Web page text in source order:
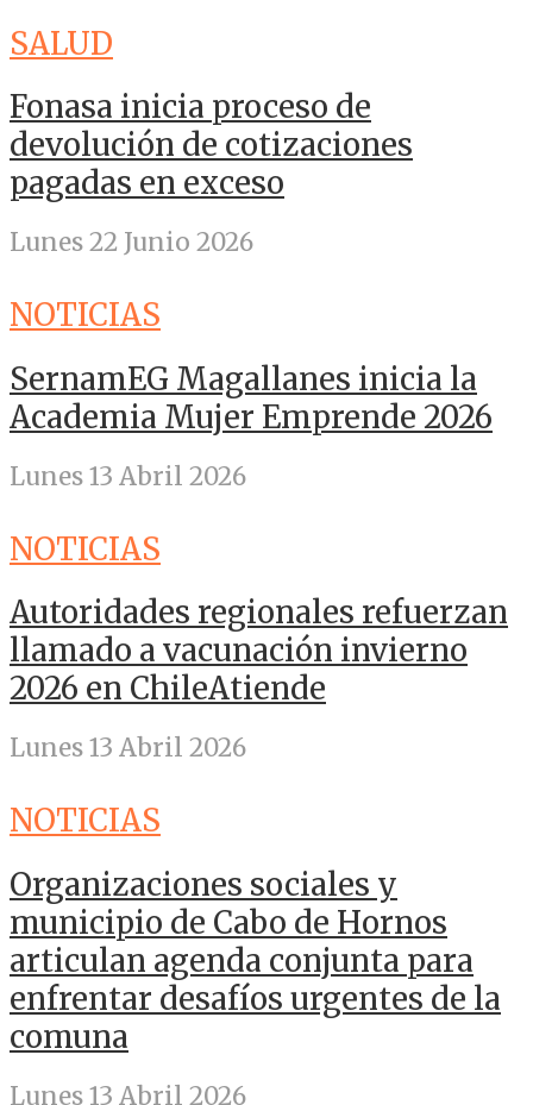
SALUD
Fonasa inicia proceso de
devolución de cotizaciones
pagadas en exceso
Lunes 22 Junio 2026
NOTICIAS
SernamEG Magallanes inicia la
Academia Mujer Emprende 2026
Lunes 13 Abril 2026
NOTICIAS
Autoridades regionales refuerzan
llamado a vacunación invierno
2026 en ChileAtiende
Lunes 13 Abril 2026
NOTICIAS
Organizaciones sociales y
municipio de Cabo de Hornos
articulan agenda conjunta para
enfrentar desafíos urgentes de la
comuna
Lunes 13 Abril 2026